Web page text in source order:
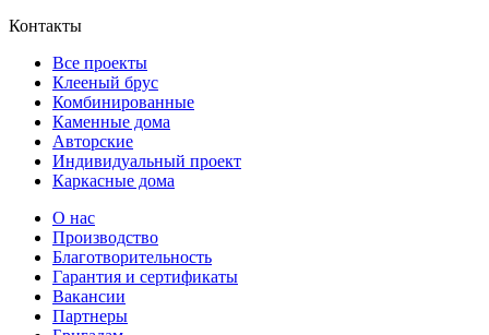
Контакты
Все проекты
Клееный брус
Комбинированные
Каменные дома
Авторские
Индивидуальный проект
Каркасные дома
О нас
Производство
Благотворительность
Гарантия и сертификаты
Вакансии
Партнеры